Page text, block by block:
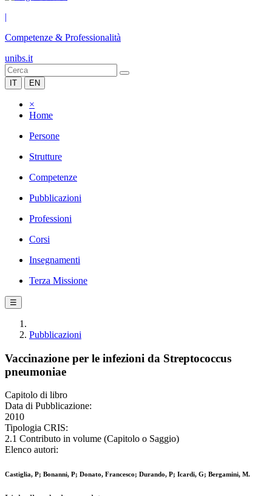
|
Competenze & Professionalità
unibs.it
IT EN
×
Home
Persone
Strutture
Competenze
Pubblicazioni
Professioni
Corsi
Insegnamenti
Terza Missione
☰
Pubblicazioni
Vaccinazione per le infezioni da Streptococcus
pneumoniae
Capitolo di libro
Data di Pubblicazione:
2010
Tipologia CRIS:
2.1 Contributo in volume (Capitolo o Saggio)
Elenco autori:
Castiglia, P; Bonanni, P; Donato, Francesco; Durando, P; Icardi, G; Bergamini, M.